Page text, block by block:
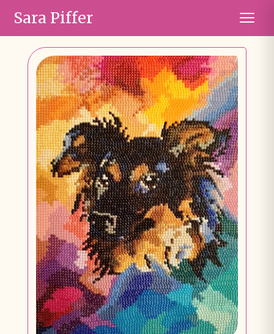
Sara Piffer